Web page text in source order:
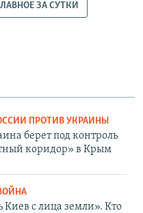
ЗА СУТКИ
ПРОТИВ УКРАИНЫ
берет под контроль
коридор» в Крым
Киев с лица земли». Кто